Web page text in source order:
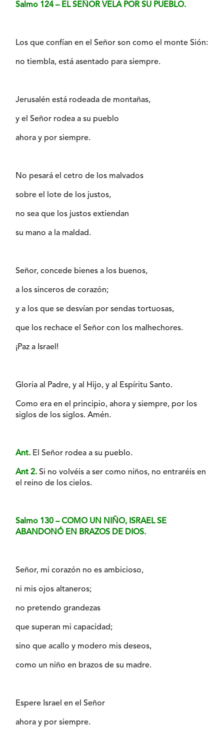
Salmo 124 – EL SEÑOR VELA POR SU PUEBLO.
Los que confían en el Señor son como el monte Sión:
no tiembla, está asentado para siempre.
Jerusalén está rodeada de montañas,
y el Señor rodea a su pueblo
ahora y por siempre.
No pesará el cetro de los malvados
sobre el lote de los justos,
no sea que los justos extiendan
su mano a la maldad.
Señor, concede bienes a los buenos,
a los sinceros de corazón;
y a los que se desvían por sendas tortuosas,
que los rechace el Señor con los malhechores.
¡Paz a Israel!
Gloria al Padre, y al Hijo, y al Espíritu Santo.
Como era en el principio, ahora y siempre, por los
siglos de los siglos. Amén.
Ant. El Señor rodea a su pueblo.
Ant 2. Si no volvéis a ser como niños, no entraréis en
el reino de los cielos.
Salmo 130 – COMO UN NIÑO, ISRAEL SE
ABANDONÓ EN BRAZOS DE DIOS.
Señor, mi corazón no es ambicioso,
ni mis ojos altaneros;
no pretendo grandezas
que superan mi capacidad;
sino que acallo y modero mis deseos,
como un niño en brazos de su madre.
Espere Israel en el Señor
ahora y por siempre.